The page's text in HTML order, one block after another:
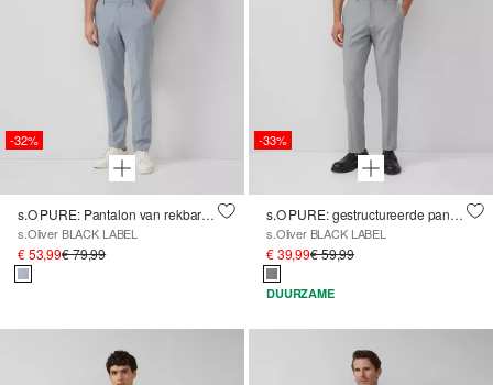
-32%
s.O PURE: Pantalon van rekbare linnenmix
s.Oliver BLACK LABEL
€ 53,99€ 79,99
-33%
s.O PURE: gestructureerde pantalon in een slim fit
s.Oliver BLACK LABEL
€ 39,99€ 59,99
DUURZAME